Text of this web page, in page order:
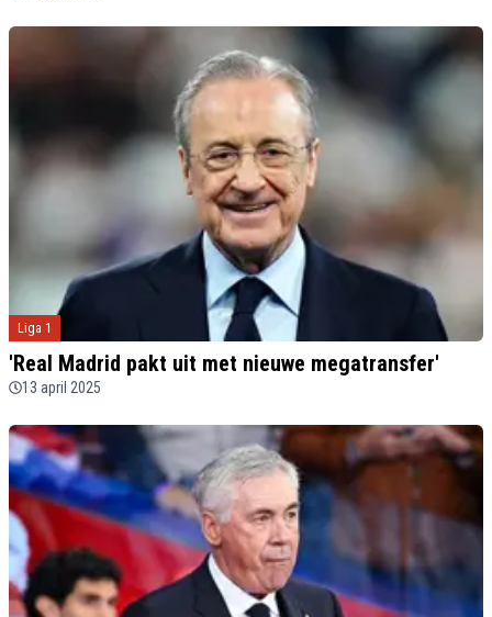
Liga 1
'Real Madrid pakt uit met nieuwe megatransfer'
13 april 2025